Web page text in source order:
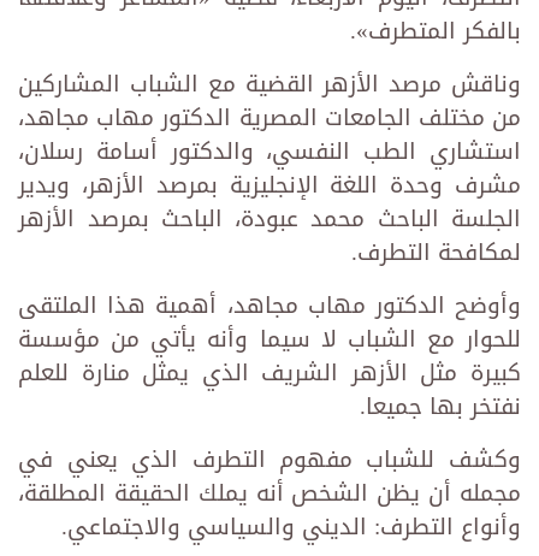
بالفكر المتطرف».
وناقش مرصد الأزهر القضية مع الشباب المشاركين
من مختلف الجامعات المصرية الدكتور مهاب مجاهد،
استشاري الطب النفسي، والدكتور أسامة رسلان،
مشرف وحدة اللغة الإنجليزية بمرصد الأزهر، ويدير
الجلسة الباحث محمد عبودة، الباحث بمرصد الأزهر
لمكافحة التطرف.
وأوضح الدكتور مهاب مجاهد، أهمية هذا الملتقى
للحوار مع الشباب لا سيما وأنه يأتي من مؤسسة
كبيرة مثل الأزهر الشريف الذي يمثل منارة للعلم
نفتخر بها جميعا.
وكشف للشباب مفهوم التطرف الذي يعني في
مجمله أن يظن الشخص أنه يملك الحقيقة المطلقة،
وأنواع التطرف: الديني والسياسي والاجتماعي.